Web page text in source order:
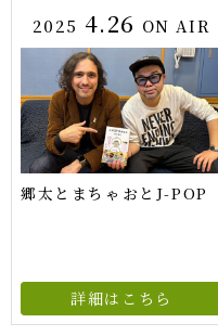
2025 4.26 ON AIR
郷太とまちゃおとJ-POP
詳細はこちら